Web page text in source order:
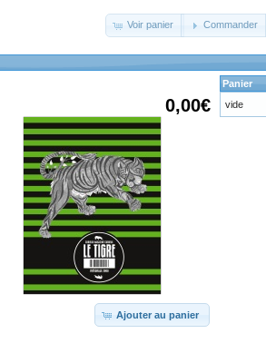
Voir panier Commander
0,00€
Ajouter au panier
Panier
vide